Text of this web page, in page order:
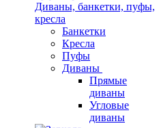
Диваны, банкетки, пуфы,
кресла
Банкетки
Кресла
Пуфы
Диваны
Прямые
диваны
Угловые
диваны